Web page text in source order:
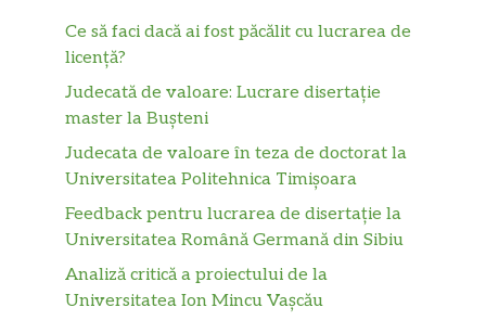
Ce să faci dacă ai fost păcălit cu lucrarea de
licență?
Judecată de valoare: Lucrare disertație
master la Bușteni
Judecata de valoare în teza de doctorat la
Universitatea Politehnica Timișoara
Feedback pentru lucrarea de disertație la
Universitatea Română Germană din Sibiu
Analiză critică a proiectului de la
Universitatea Ion Mincu Vașcău